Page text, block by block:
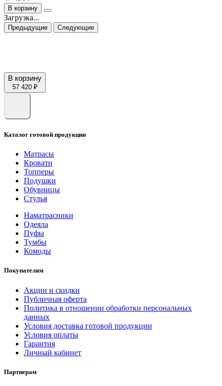
В корзину
Загрузка...
Предыдущие Следующие
В корзину
57 420 ₽
Каталог готовой продукции
Матрасы
Кровати
Топперы
Подушки
Обувницы
Стулья
Наматрасники
Одеяла
Пуфы
Тумбы
Комоды
Покупателям
Акции и скидки
Публичная оферта
Политика в отношении обработки персональных
данных
Условия доставка готовой продукции
Условия оплаты
Гарантия
Личный кабинет
Партнерам